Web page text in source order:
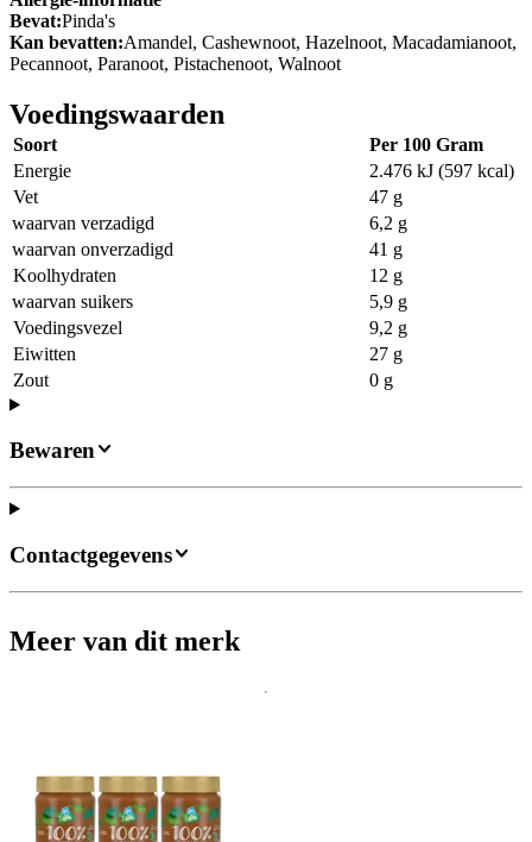
Bevat:Pinda's
Kan bevatten:Amandel, Cashewnoot, Hazelnoot, Macadamianoot,
Pecannoot, Paranoot, Pistachenoot, Walnoot
Voedingswaarden
Soort
Per 100 Gram
Energie
2.476 kJ (597 kcal)
Vet
47 g
waarvan verzadigd
6,2 g
waarvan onverzadigd
41 g
Koolhydraten
12 g
waarvan suikers
5,9 g
Voedingsvezel
9,2 g
Eiwitten
27 g
Zout
0 g
Bewaren
Contactgegevens
Meer van dit merk